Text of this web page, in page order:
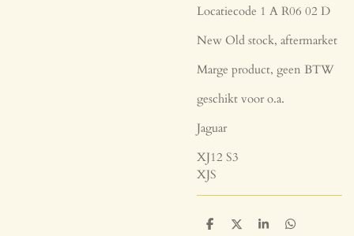
Locatiecode 1 A R06 02 D
New Old stock, aftermarket
Marge product, geen BTW
geschikt voor o.a.
Jaguar
XJ12 S3
XJS
D
D
S
D